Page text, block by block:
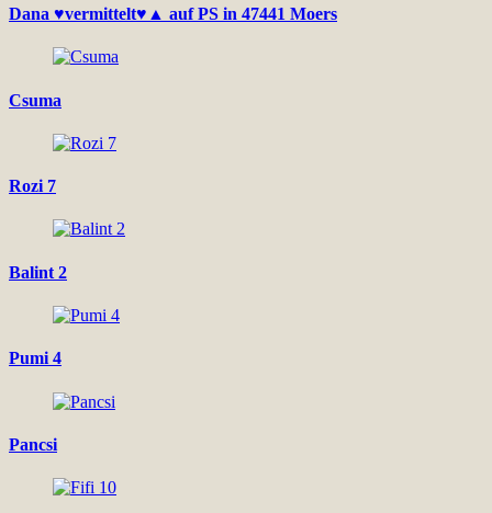
Dana ♥vermittelt♥▲ auf PS in 47441 Moers
Csuma
Rozi 7
Balint 2
Pumi 4
Pancsi